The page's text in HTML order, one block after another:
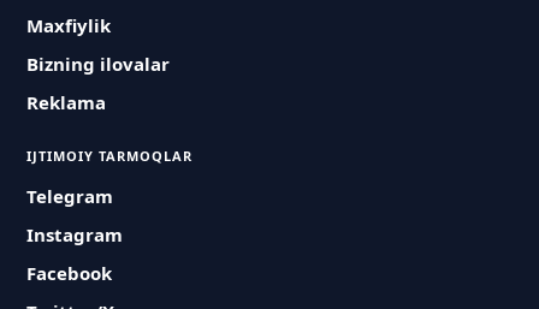
Maxfiylik
Bizning ilovalar
Reklama
IJTIMOIY TARMOQLAR
Telegram
Instagram
Facebook